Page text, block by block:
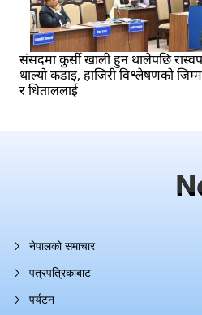
संसदमा कुर्सी खाली हुन थालेपछि
थाल्यो कडाइ, हाजिरी विश्लेषणको
र धिताललाई
नेपालको समाचार
पत्रपत्रिकाबाट
पर्यटन